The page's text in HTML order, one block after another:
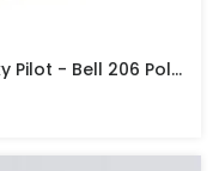
MODELO ESCALA 1/43 New Ray Sky Pilot - Bell 206 Police BlueWhite HELICOPTERO